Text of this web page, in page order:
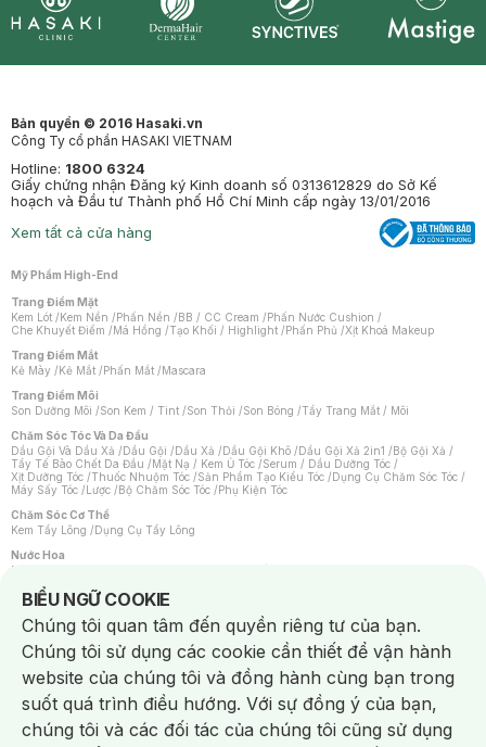
Bản quyền © 2016 Hasaki.vn
Công Ty cổ phần HASAKI VIETNAM
Hotline: 1800 6324
Giấy chứng nhận Đăng ký Kinh doanh số 0313612829 do Sở Kế
hoạch và Đầu tư Thành phố Hồ Chí Minh cấp ngày 13/01/2016
Xem tất cả cửa hàng
Mỹ Phẩm High-End
Trang Điểm Mặt
Kem Lót /Kem Nền /Phấn Nền /BB / CC Cream /Phấn Nước Cushion /
Che Khuyết Điểm /Má Hồng /Tạo Khối / Highlight /Phấn Phủ /Xịt Khoá Makeup
Trang Điểm Mắt
Kẻ Mày /Kẻ Mắt /Phấn Mắt /Mascara
Trang Điểm Môi
Son Dưỡng Môi /Son Kem / Tint /Son Thỏi /Son Bóng /Tẩy Trang Mắt / Môi
Chăm Sóc Tóc Và Da Đầu
Dầu Gội Và Dầu Xả /Dầu Gội /Dầu Xả /Dầu Gội Khô /Dầu Gội Xả 2in1 /Bộ Gội Xả /
Tẩy Tế Bào Chết Da Đầu /Mặt Nạ / Kem Ủ Tóc /Serum / Dầu Dưỡng Tóc /
Xịt Dưỡng Tóc /Thuốc Nhuộm Tóc /Sản Phẩm Tạo Kiểu Tóc /Dụng Cụ Chăm Sóc Tóc /
Máy Sấy Tóc /Lược /Bộ Chăm Sóc Tóc /Phụ Kiện Tóc
Chăm Sóc Cơ Thể
Kem Tẩy Lông /Dụng Cụ Tẩy Lông
Nước Hoa
Nước Hoa Nữ
Chăm Sóc Cá Nhân
Chống Muỗi /Khẩu Trang /Máy Massage/Mặt Nạ Xông Hơi /Nước Rửa Tay/
Sản Phẩm Chăm Sóc Khác /Bàn Chải Đánh Răng /Bàn Chải Điện/
Hỗ Trợ Trắng Răng/Kem Đánh Răng /Máy Tăm Nước/ Nước Súc Miệng/
Tăm / Chỉ Nha Khoa/ Xịt Thơm Miệng / Dung Dịch Vệ Sinh/Dưỡng Vùng Kín/
Khăn Ướt Vệ Sinh Vùng Kín/Băng Vệ Sinh/Tampon/Bọt Cạo Râu /Dao Cạo Râu/
Máy Cạo Râu
Vấn Đề Về Da
Da Dầu / Lỗ Chân Lông To/ Da Khô / Mất Nước/ Da Lão Hóa/ Da Mụn/
Da Nhạy Cảm / Kích Ứng
Da Xỉn Màu Thâm / Nám / Tàn Nhang
BIỂU NGỮ COOKIE
Notice about cookies usage
Chúng tôi quan tâm đến quyền riêng tư của bạn.
Chúng tôi sử dụng các cookie cần thiết để vận hành
website của chúng tôi và đồng hành cùng bạn trong
suốt quá trình điều hướng. Với sự đồng ý của bạn,
chúng tôi và các đối tác của chúng tôi cũng sử dụng